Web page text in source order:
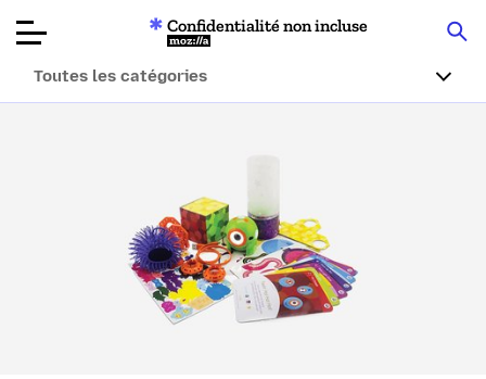
Articles
À propos
Faire un don
Confidentialité non incluse
Mozilla
Toutes les catégories